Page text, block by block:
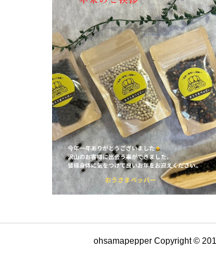
ohsamapepper Copyright ©